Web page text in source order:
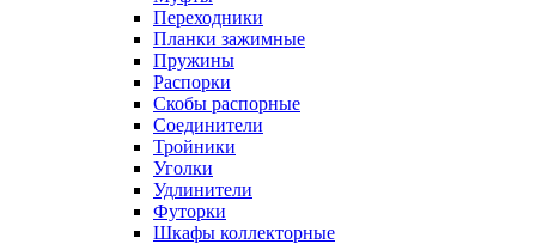
Переходники
Планки зажимные
Пружины
Распорки
Скобы распорные
Соединители
Тройники
Уголки
Удлинители
Футорки
Шкафы коллекторные